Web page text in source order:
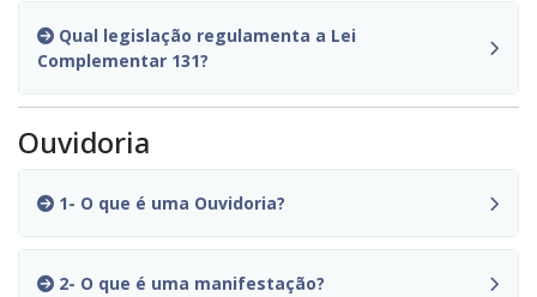
Complementar 131?
Ouvidoria
1- O que é uma Ouvidoria?
2- O que é uma manifestação?